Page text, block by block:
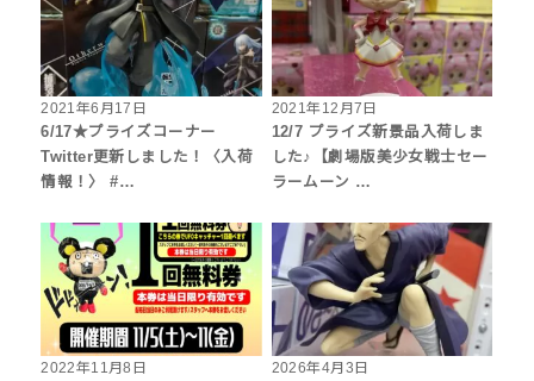
2021年6月17日
6/17★プライズコーナー
Twitter更新しました！〈入荷
情報！〉 #…
2021年12月7日
12/7 プライズ新景品入荷しま
した♪【劇場版美少女戦士セー
ラームーン …
2022年11月8日
2026年4月3日